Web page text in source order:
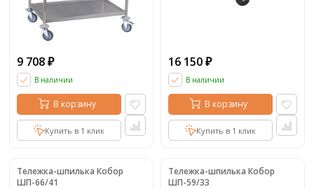
9 708 ₽
В наличии
В корзину
Купить в 1 клик
16 150 ₽
В наличии
В корзину
Купить в 1 клик
Тележка-шпилька Кобор
ШП-66/41
Тележка-шпилька Кобор
ШП-59/33